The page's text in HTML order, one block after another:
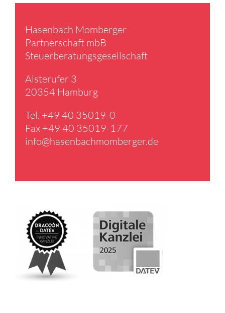
Hasen­bach Momberger
Partner­schaft mbB
Steuer­be­ra­tungs­ge­sell­schaft
Alster­ufer 3
20354 Hamburg
Tel. +49 40 35019-0
Fax +49 40 35019-177
info@​hasenbachmomberger.​de